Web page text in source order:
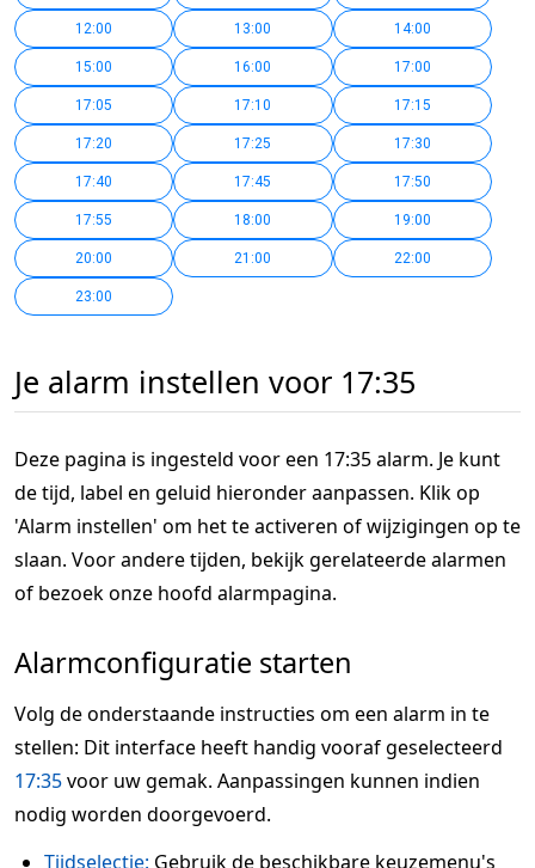
12:00 13:00 14:00
15:00 16:00 17:00
17:05 17:10 17:15
17:20 17:25 17:30
17:40 17:45 17:50
17:55 18:00 19:00
20:00 21:00 22:00
23:00
Je alarm instellen voor 17:35
Deze pagina is ingesteld voor een 17:35 alarm. Je kunt
de tijd, label en geluid hieronder aanpassen. Klik op
'Alarm instellen' om het te activeren of wijzigingen op te
slaan. Voor andere tijden, bekijk gerelateerde alarmen
of bezoek onze hoofd alarmpagina.
Alarmconfiguratie starten
Volg de onderstaande instructies om een alarm in te
stellen: Dit interface heeft handig vooraf geselecteerd
17:35voor uw gemak. Aanpassingen kunnen indien
nodig worden doorgevoerd.
Tijdselectie: Gebruik de beschikbare keuzemenu's